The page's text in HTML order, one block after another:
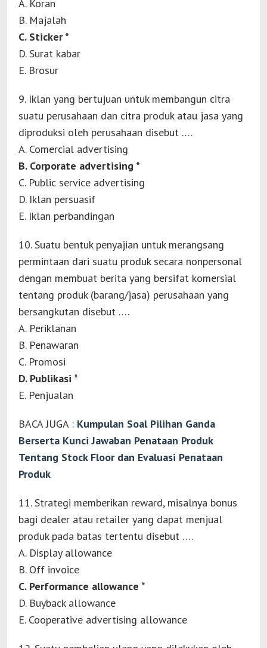
A. Koran
B. Majalah
C. Sticker *
D. Surat kabar
E. Brosur
9. Iklan yang bertujuan untuk membangun citra
suatu perusahaan dan citra produk atau jasa yang
diproduksi oleh perusahaan disebut ….
A. Comercial advertising
B. Corporate advertising *
C. Public service advertising
D. Iklan persuasif
E. Iklan perbandingan
10. Suatu bentuk penyajian untuk merangsang
permintaan dari suatu produk secara nonpersonal
dengan membuat berita yang bersifat komersial
tentang produk (barang/jasa) perusahaan yang
bersangkutan disebut ….
A. Periklanan
B. Penawaran
C. Promosi
D. Publikasi *
E. Penjualan
BACA JUGA : Kumpulan Soal Pilihan Ganda
Berserta Kunci Jawaban Penataan Produk
Tentang Stock Floor dan Evaluasi Penataan
Produk
11. Strategi memberikan reward, misalnya bonus
bagi dealer atau retailer yang dapat menjual
produk pada batas tertentu disebut ….
A. Display allowance
B. Off invoice
C. Performance allowance *
D. Buyback allowance
E. Cooperative advertising allowance